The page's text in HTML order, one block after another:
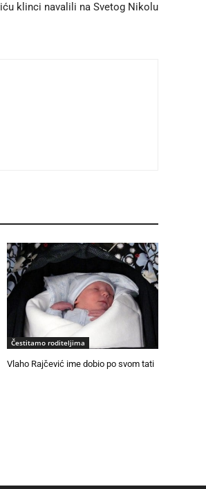
klinci navalili na Svetog Nikolu
Čestitamo roditeljima
Vlaho Rajčević ime dobio po svom tati